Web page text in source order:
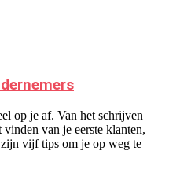
op je af. Van het schrijven
van je eerste klanten,
vijf tips om je op weg te